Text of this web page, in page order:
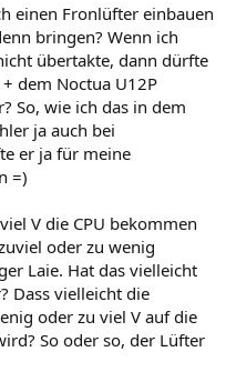
einen Fronlüfter einbauen
bringen? Wenn ich
übertakte, dann dürfte
dem Noctua U12P
So, wie ich das in dem
ja auch bei
er ja für meine
=)
V die CPU bekommen
oder zu wenig
Laie. Hat das vielleicht
Dass vielleicht die
oder zu viel V auf die
So oder so, der Lüfter